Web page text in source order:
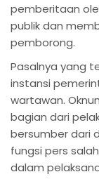
pemberitaan
publik dan
pemborong.
Pasalnya yang
instansi
wartawan.
bagian dari
bersumber dari
fungsi pers
dalam